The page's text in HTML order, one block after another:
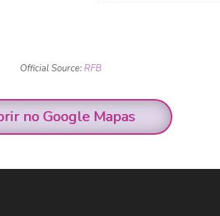
Official Source:RFB
no Google Mapas